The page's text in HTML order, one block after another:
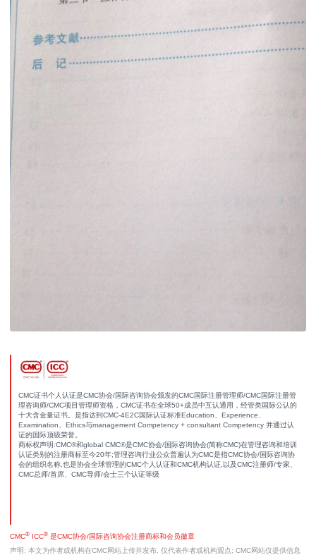
CMC证书个人认证是CMC协会/国际咨询协会颁发的CMC国际注册管理师/CMC国际注册管
理咨询师/CMC项目管理师资格，CMC证书在全球50+成员中互认通用，经管类国际公认的
十大含金量证书。是指达到CMC-4E2C国际认证标准Education、Experience、
Examination、Ethics与management Competency + consultant Competency 并通过认
证的国际顶级荣誉。
商标权声明:CMC®和global CMC®是CMC协会/国际咨询协会(简称CMC)在管理咨询和培训
认证类别的注册商标至今20年;管理咨询行业公众普遍认为CMC是指CMC协会/国际咨询协
会的组织名称,也是协会全球管理的CMC个人认证和CMC机构认证,以及CMC注册师/专家、
CMC总师/首席、CMC导师/会士三个认证等级
CMC® ICC® 是CMC协会/国际咨询协会注册商标和会员徽章
声明: 本文为作者或机构在CMC网站上传并发布, 仅代表作者或机构观点; CMC网站仅提供信息